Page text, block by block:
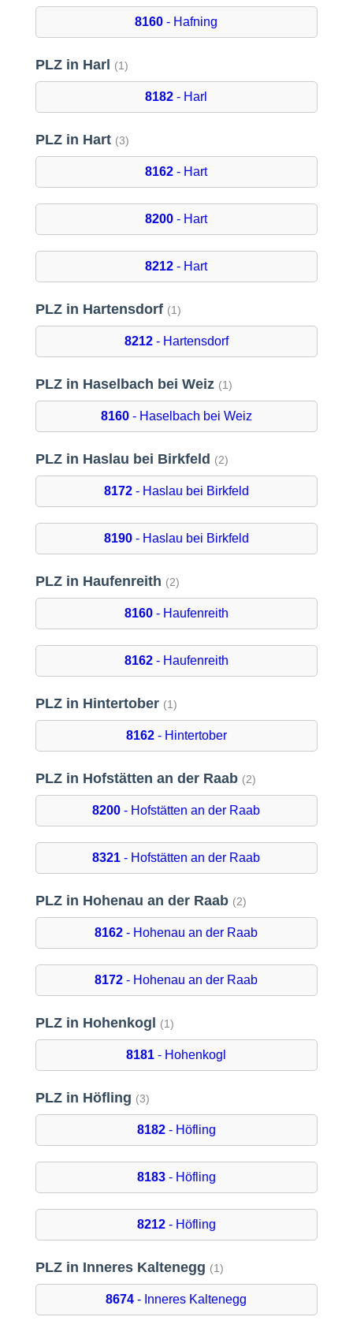
8160 - Hafning
PLZ in Harl (1)
8182 - Harl
PLZ in Hart (3)
8162 - Hart
8200 - Hart
8212 - Hart
PLZ in Hartensdorf (1)
8212- Hartensdorf
PLZ in Haselbach bei Weiz (1)
8160- Haselbach bei Weiz
PLZ in Haslau bei Birkfeld (2)
8172- Haslau bei Birkfeld
8190- Haslau bei Birkfeld
PLZ in Haufenreith (2)
8160- Haufenreith
8162- Haufenreith
PLZ in Hintertober (1)
8162- Hintertober
PLZ in Hofstätten an der Raab (2)
8200 - Hofstätten an der Raab
8321 - Hofstätten an der Raab
PLZ in Hohenau an der Raab (2)
8162 - Hohenau an der Raab
8172 - Hohenau an der Raab
PLZ in Hohenkogl (1)
8181 - Hohenkogl
PLZ in Höfling (3)
8182- Höfling
8183- Höfling
8212- Höfling
PLZ in Inneres Kaltenegg (1)
8674 - Inneres Kaltenegg